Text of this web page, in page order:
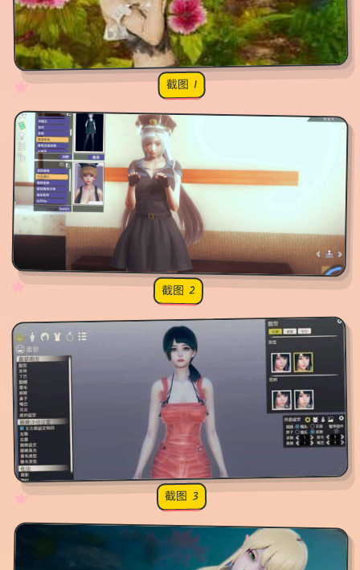
✧♡★ 截图 1
✧♡★ 截图 2
✧
♡
★
♥ 截图 3